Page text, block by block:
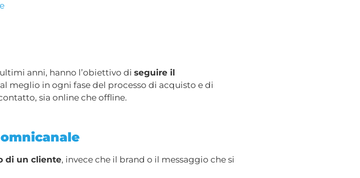
anni, hanno l’obiettivo di seguire il
meglio in ogni fase del processo di acquisto e di
sia online che offline.
di un cliente, invece che il brand o il messaggio che si